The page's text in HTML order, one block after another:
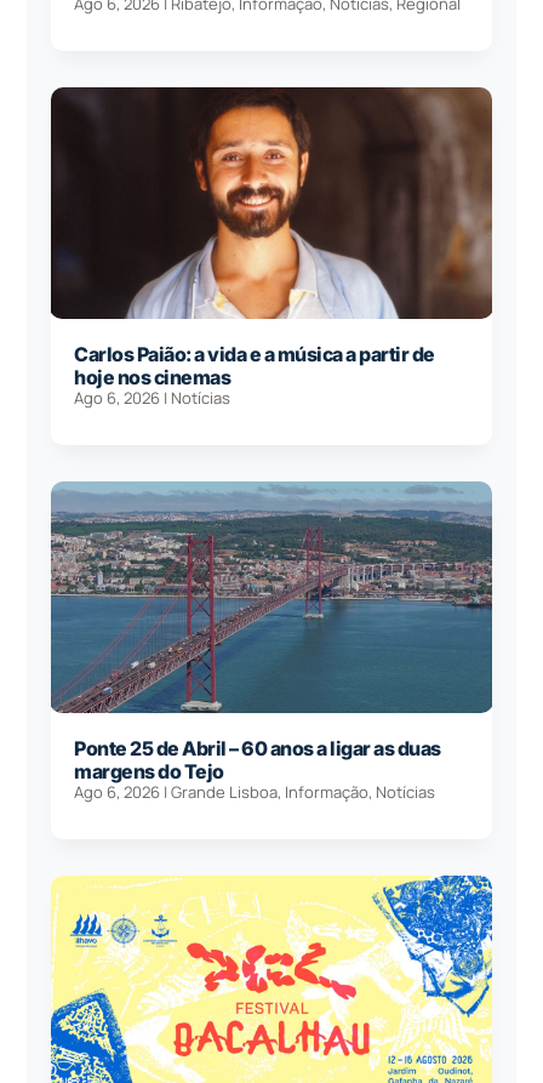
Carlos Paião: a vida e a música a partir de
hoje nos cinemas
Ago 6, 2026 | Notícias
Ponte 25 de Abril – 60 anos a ligar as duas
margens do Tejo
Ago 6, 2026 |Grande Lisboa, Informação, Notícias